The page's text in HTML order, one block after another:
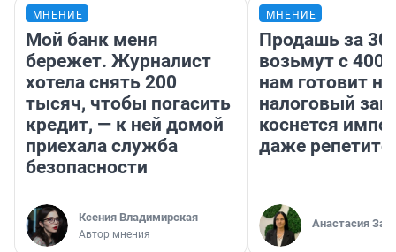
МНЕНИЕ
Мой банк меня
бережет. Журналист
хотела снять 200
тысяч, чтобы погасить
кредит, — к ней домой
приехала служба
безопасности
Ксения Владимирская
Автор мнения
МНЕНИЕ
Продашь за
возьмут с
нам готовит
налоговый
коснется
даже
Анастасия